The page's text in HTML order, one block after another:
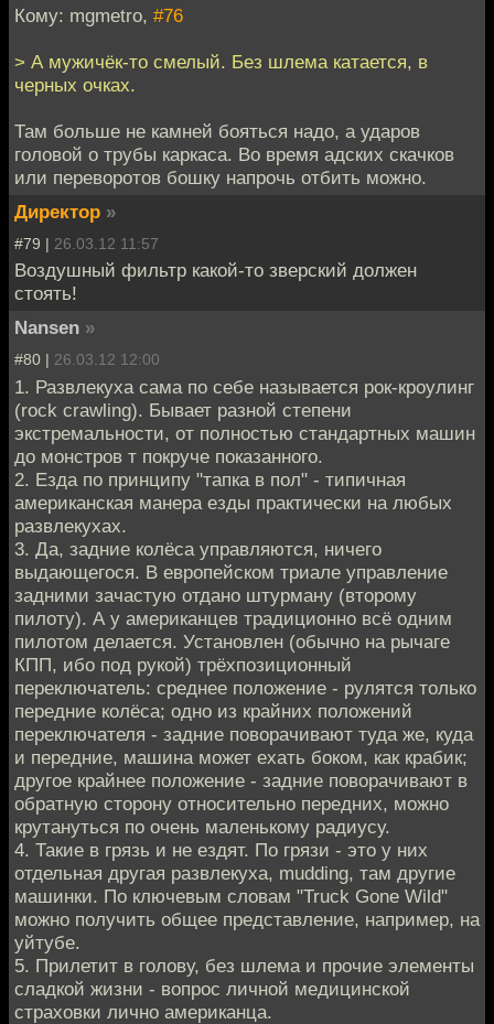
Кому: mgmetro, #76
> А мужичёк-то смелый. Без шлема катается, в
черных очках.
Там больше не камней бояться надо, а ударов
головой о трубы каркаса. Во время адских скачков
или переворотов бошку напрочь отбить можно.
Директор »
#79 | 26.03.12 11:57
Воздушный фильтр какой-то зверский должен
стоять!
Nansen »
#80 | 26.03.12 12:00
1. Развлекуха сама по себе называется рок-кроулинг
(rock crawling). Бывает разной степени
экстремальности, от полностью стандартных машин
до монстров т покруче показанного.
2. Езда по принципу "тапка в пол" - типичная
американская манера езды практически на любых
развлекухах.
3. Да, задние колёса управляются, ничего
выдающегося. В европейском триале управление
задними зачастую отдано штурману (второму
пилоту). А у американцев традиционно всё одним
пилотом делается. Установлен (обычно на рычаге
КПП, ибо под рукой) трёхпозиционный
переключатель: среднее положение - рулятся только
передние колёса; одно из крайних положений
переключателя - задние поворачивают туда же, куда
и передние, машина может ехать боком, как крабик;
другое крайнее положение - задние поворачивают в
обратную сторону относительно передних, можно
крутануться по очень маленькому радиусу.
4. Такие в грязь и не ездят. По грязи - это у них
отдельная другая развлекуха, mudding, там другие
машинки. По ключевым словам "Truck Gone Wild"
можно получить общее представление, например, на
уйтубе.
5. Прилетит в голову, без шлема и прочие элементы
сладкой жизни - вопрос личной медицинской
страховки лично американца.